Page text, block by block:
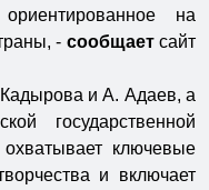
ориентированное на
- сообщаетсайт
и А. Адаев, а
государственной
охватывает ключевые
и включает